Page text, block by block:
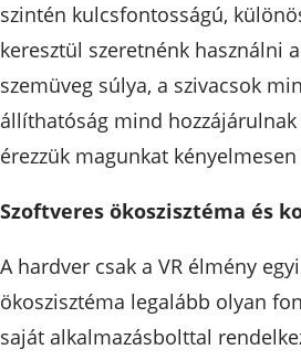
szintén kulcsfontosságú,
keresztül szeretnénk használni
szemüveg súlya, a szivacsok
állíthatóság mind
érezzük magunkat
Szoftveres ökoszisztéma és
A hardver csak a VR élmény
ökoszisztéma legalább olyan
saját alkalmazásbolttal